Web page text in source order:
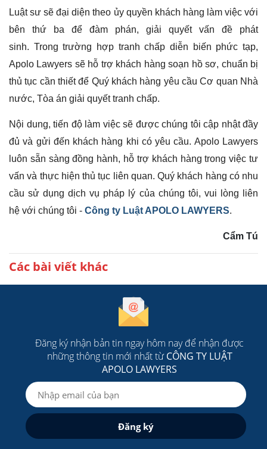
Luật sư sẽ đại diện theo ủy quyền khách hàng làm việc với
bên thứ ba để đàm phán, giải quyết vấn đề phát
sinh. Trong trường hợp tranh chấp diễn biến phức tạp,
Apolo Lawyers sẽ hỗ trợ khách hàng soạn hồ sơ, chuẩn bị
thủ tục cần thiết để Quý khách hàng yêu cầu Cơ quan Nhà
nước, Tòa án giải quyết tranh chấp.
Nội dung, tiến độ làm việc sẽ được chúng tôi cập nhật đầy
đủ và gửi đến khách hàng khi có yêu cầu. Apolo Lawyers
luôn sẵn sàng đồng hành, hỗ trợ khách hàng trong việc tư
vấn và thực hiện thủ tục liên quan. Quý khách hàng có nhu
cầu sử dụng dịch vụ pháp lý của chúng tôi, vui lòng liên
hệ với chúng tôi - Công ty Luật APOLO LAWYERS.
Cẩm Tú
Các bài viết khác
Đăng ký nhận bản tin ngay hôm nay để nhận được
những thông tin mới nhất từCÔNG TY LUẬT
APOLO LAWYERS